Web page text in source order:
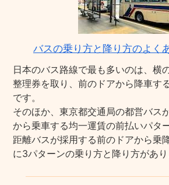
バスの乗り方と降り方のよく
日本のバス路線で最も多いのは、横
整理券を取り、前のドアから降車す
です。
そのほか、東京都交通局の都営バス
から乗車する均一運賃の前払いパタ
距離バスが採用する前のドアから乗
に3パターンの乗り方と降り方があり